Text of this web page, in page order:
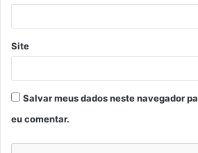
*
Site
Salvar meus dados neste navegador
eu comentar.